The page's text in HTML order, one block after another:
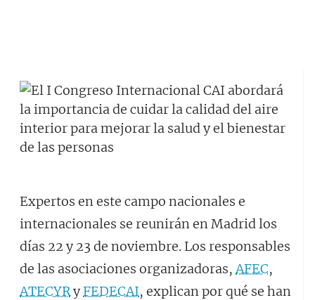
Expertos en este campo nacionales e
internacionales se reunirán en Madrid los
días 22 y 23 de noviembre. Los responsables
de las asociaciones organizadoras,AFEC,
ATECYRyFEDECAI, explican por qué se han